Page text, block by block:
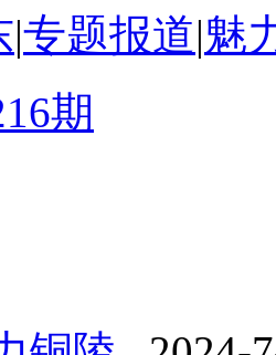
|专题报道|魅
期